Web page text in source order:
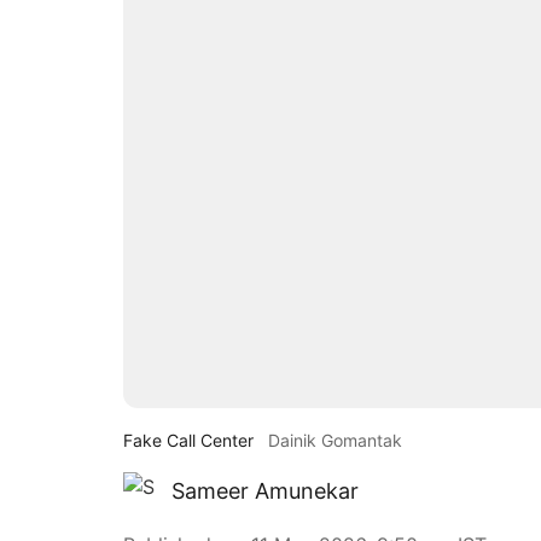
Fake Call Center Dainik Gomantak
Sameer Amunekar